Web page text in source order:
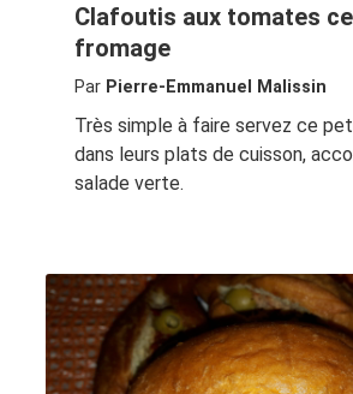
Clafoutis aux tomates
fromage
Par Pierre-Emmanuel Malissin
Très simple à faire servez ce
dans leurs plats de cuisson,
salade verte.